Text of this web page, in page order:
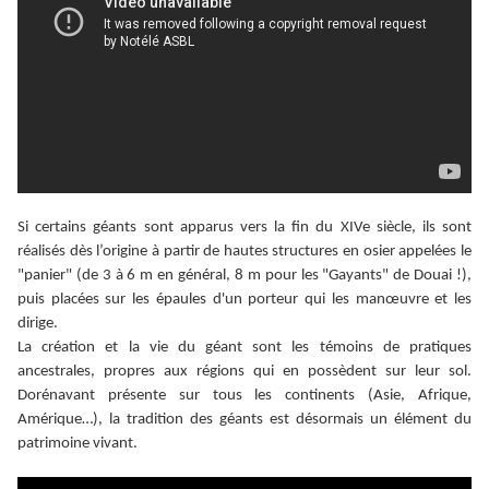
Si certains géants sont apparus vers la fin du XIVe siècle, ils sont
réalisés dès l’origine à partir de hautes structures en osier appelées le
"panier" (de 3 à 6 m en général, 8 m pour les "Gayants" de Douai !),
puis placées sur les épaules d'un porteur qui les manœuvre et les
dirige.
La création et la vie du géant sont les témoins de pratiques
ancestrales, propres aux régions qui en possèdent sur leur sol.
Dorénavant présente sur tous les continents (Asie, Afrique,
Amérique…), la tradition des géants est désormais un élément du
patrimoine vivant.